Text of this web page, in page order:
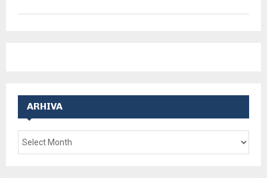
ARHIVA